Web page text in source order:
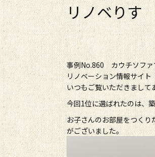
リノベりす
事例No.860 カウチソファ
リノベーション情報サイ
いつもご覧いただきまして
今回1位に選ばれたのは、
お子さんのお部屋をつく
がございました。